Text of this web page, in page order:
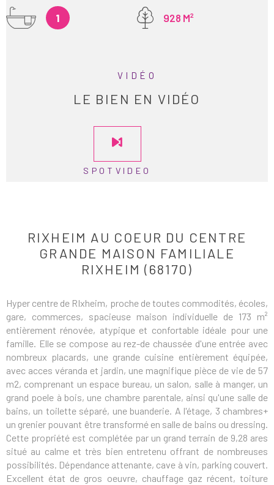
1 928 M²
VIDÉO
LE BIEN EN VIDÉO
SPOTVIDEO
RIXHEIM AU COEUR DU CENTRE
GRANDE MAISON FAMILIALE
RIXHEIM (68170)
Hyper centre de RIxheim, proche de toutes commodités, écoles,
gare, commerces, spacieuse maison individuelle de 173 m²
entièrement rénovée, atypique et confortable idéale pour une
famille. Elle se compose au rez-de chaussée d'une entrée avec
nombreux placards, une grande cuisine entièrement équipée,
avec acces véranda et jardin, une magnifique pièce de vie de 57
m2, comprenant un espace bureau, un salon, salle à manger, un
grand poele à bois, une chambre parentale, ainsi qu'une salle de
bains, un toilette séparé, une buanderie. A l'étage, 3 chambres+
un grenier pouvant être transformé en salle de bains ou dressing.
Cette propriété est complétée par un grand terrain de 9,28 ares
situé au calme et très bien entretenu offrant de nombreuses
possibilités. Dépendance attenante, cave à vin, parking couvert.
Excellent état de gros oeuvre, chauffage gaz récent, toiture